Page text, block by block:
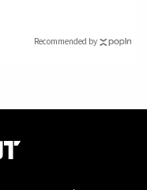
Recommended by